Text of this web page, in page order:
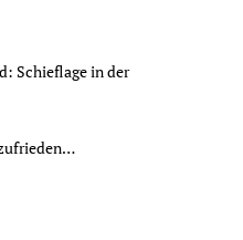
Schieflage in der